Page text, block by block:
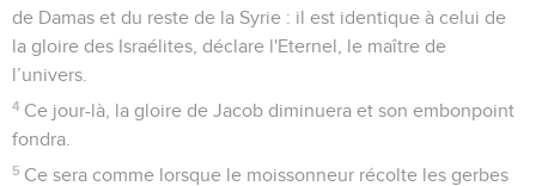
de Damas et du reste de la Syrie : il est identique à celui de
la gloire des Israélites, déclare l'Eternel, le maître de
l’univers.
4 Ce jour-là, la gloire de Jacob diminuera et son embonpoint
fondra.
5 Ce sera comme lorsque le moissonneur récolte les gerbes